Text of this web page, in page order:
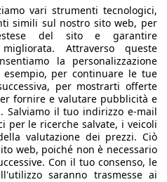
mercato auto europeo.
vari strumenti tecnologici,
simili sul nostro sito web, per
del sito e garantire
Attraverso queste
la personalizzazione
per continuare le tue
per mostrarti offerte
fornire e valutare pubblicità e
Salviamo il tuo indirizzo e-mail
per le ricerche salvate, i veicoli
valutazione dei prezzi. Ciò
web, poiché non è necessario
Con il tuo consenso, le
saranno trasmesse ai